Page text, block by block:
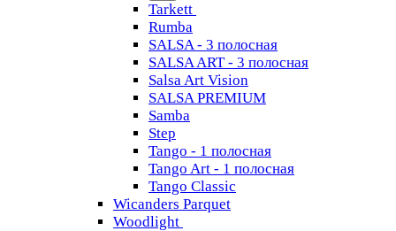
Tarkett
Rumba
SALSA - 3 полосная
SALSA ART - 3 полосная
Salsa Art Vision
SALSA PREMIUM
Samba
Step
Tango - 1 полосная
Tango Art - 1 полосная
Tango Classiс
Wicanders Parquet
Woodlight